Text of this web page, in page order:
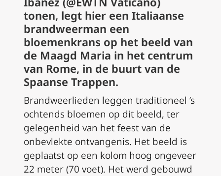
tonen, legt hier een Italiaanse
brandweerman een
bloemenkrans op het beeld van
de Maagd Maria in het centrum
van Rome, in de buurt van de
Spaanse Trappen.
Brandweerlieden leggen traditioneel ’s
ochtends bloemen op dit beeld, ter
gelegenheid van het feest van de
onbevlekte ontvangenis. Het beeld is
geplaatst op een kolom hoog ongeveer
22 meter (70 voet). Het werd gebouwd